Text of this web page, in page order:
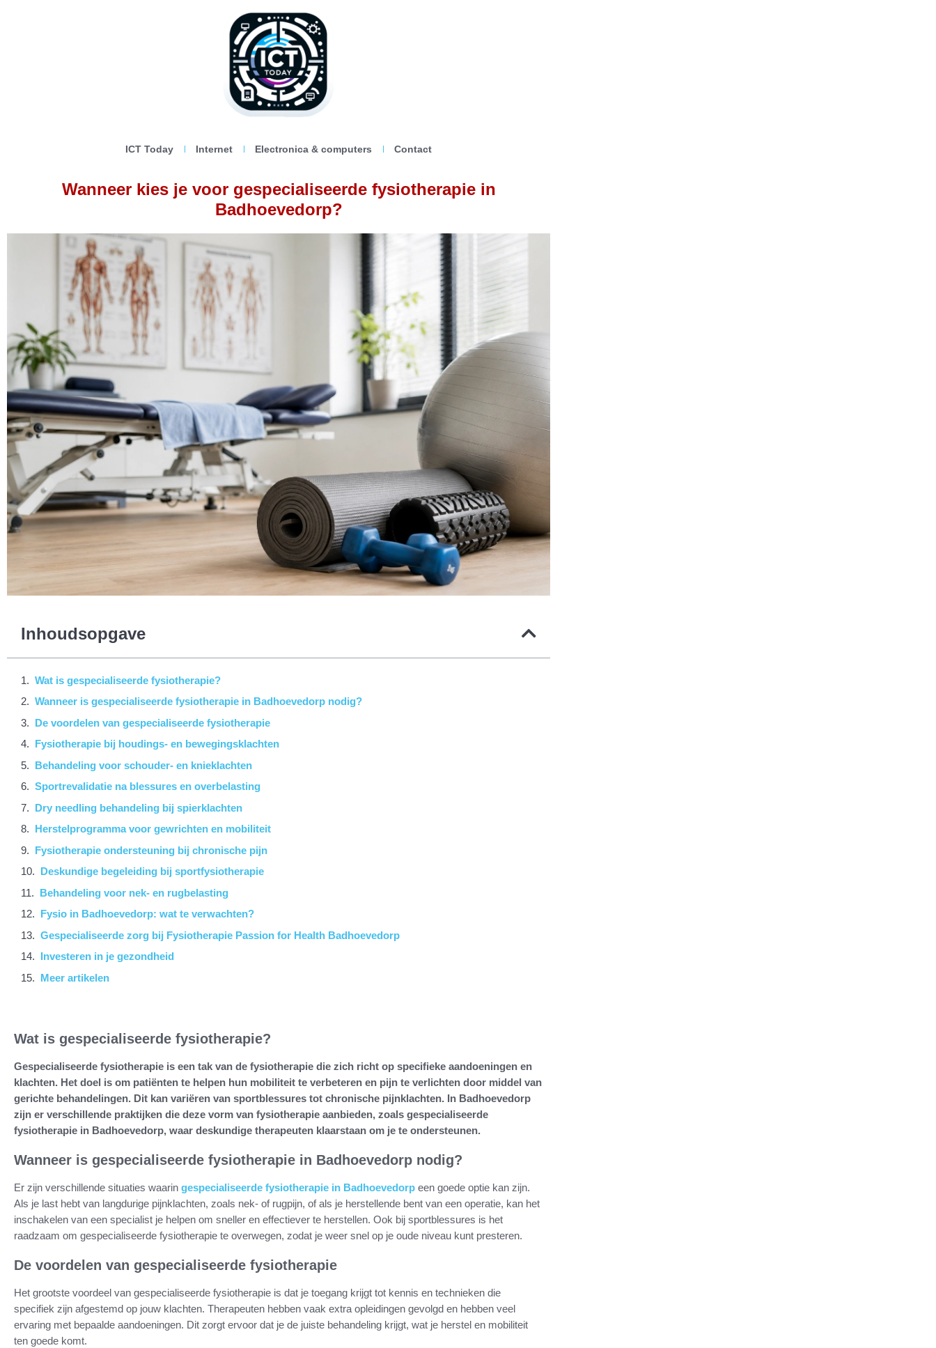
ICT Today Internet Electronica & computers Contact
Wanneer kies je voor gespecialiseerde fysiotherapie in
Badhoevedorp?
Inhoudsopgave
Wat is gespecialiseerde fysiotherapie?
Wanneer is gespecialiseerde fysiotherapie in Badhoevedorp nodig?
De voordelen van gespecialiseerde fysiotherapie
Fysiotherapie bij houdings- en bewegingsklachten
Behandeling voor schouder- en knieklachten
Sportrevalidatie na blessures en overbelasting
Dry needling behandeling bij spierklachten
Herstelprogramma voor gewrichten en mobiliteit
Fysiotherapie ondersteuning bij chronische pijn
Deskundige begeleiding bij sportfysiotherapie
Behandeling voor nek- en rugbelasting
Fysio in Badhoevedorp: wat te verwachten?
Gespecialiseerde zorg bij Fysiotherapie Passion for Health Badhoevedorp
Investeren in je gezondheid
Meer artikelen
Wat is gespecialiseerde fysiotherapie?
Gespecialiseerde fysiotherapie is een tak van de fysiotherapie die zich richt op specifieke aandoeningen en
klachten. Het doel is om patiënten te helpen hun mobiliteit te verbeteren en pijn te verlichten door middel van
gerichte behandelingen. Dit kan variëren van sportblessures tot chronische pijnklachten. In Badhoevedorp
zijn er verschillende praktijken die deze vorm van fysiotherapie aanbieden, zoals gespecialiseerde
fysiotherapie in Badhoevedorp, waar deskundige therapeuten klaarstaan om je te ondersteunen.
Wanneer is gespecialiseerde fysiotherapie in Badhoevedorp nodig?
Er zijn verschillende situaties waarin gespecialiseerde fysiotherapie in Badhoevedorp een goede optie kan zijn.
Als je last hebt van langdurige pijnklachten, zoals nek- of rugpijn, of als je herstellende bent van een operatie, kan het
inschakelen van een specialist je helpen om sneller en effectiever te herstellen. Ook bij sportblessures is het
raadzaam om gespecialiseerde fysiotherapie te overwegen, zodat je weer snel op je oude niveau kunt presteren.
De voordelen van gespecialiseerde fysiotherapie
Het grootste voordeel van gespecialiseerde fysiotherapie is dat je toegang krijgt tot kennis en technieken die
specifiek zijn afgestemd op jouw klachten. Therapeuten hebben vaak extra opleidingen gevolgd en hebben veel
ervaring met bepaalde aandoeningen. Dit zorgt ervoor dat je de juiste behandeling krijgt, wat je herstel en mobiliteit
ten goede komt.